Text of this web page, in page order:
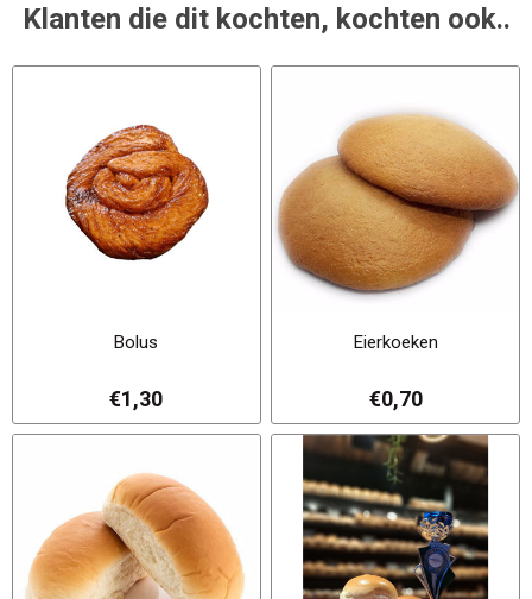
Klanten die dit kochten, kochten ook..
Bolus
€1,30
Eierkoeken
€0,70